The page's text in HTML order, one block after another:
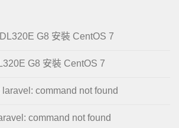
G8 安裝 CentOS 7
G8 安裝 CentOS 7
laravel: command not found
command not found